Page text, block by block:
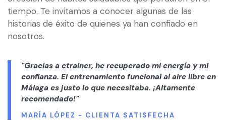
tiempo. Te invitamos a conocer algunas de las
historias de éxito de quienes ya han confiado en
nosotros.
"Gracias a ctrainer, he recuperado mi energía y mi
confianza. El entrenamiento funcional al aire libre en
Málaga es justo lo que necesitaba. ¡Altamente
recomendado!"
MARÍA LÓPEZ - CLIENTA SATISFECHA